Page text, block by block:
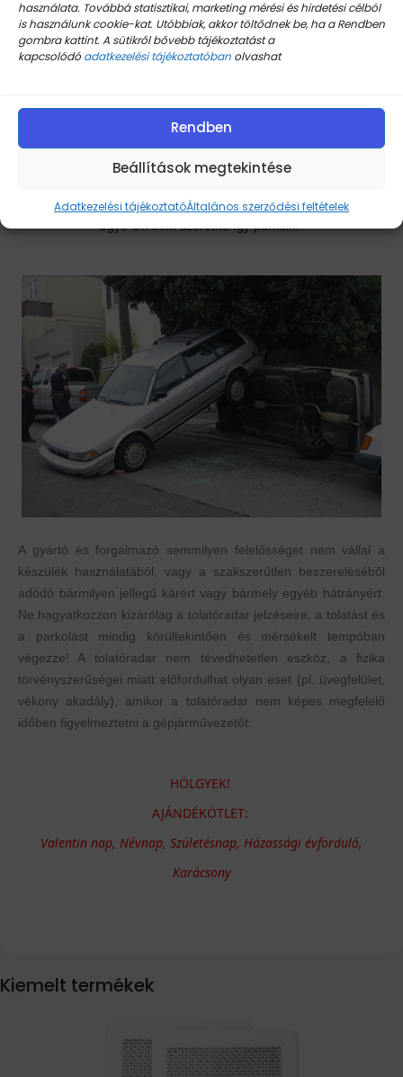
használata. Továbbá statisztikai, marketing mérési és hirdetési célból
is használunk cookie-kat. Utóbbiak, akkor töltődnek be, ha a Rendben
gombra kattint. A sütikről bővebb tájékoztatást a
kapcsolódó adatkezelési tájékoztatóban olvashat
Rendben
Beállítások megtekintése
Adatkezelési tájékoztatóÁltalános szerződési feltételek
LED-es kijelző (az akadály távolságának és helyzetének
megjelenítése) és hangjelzés segítségével figyelmezteti Önt az
akadály közeledtéről.
Ugye Ön sem szeretne így parkolni?
A gyártó és forgalmazó semmilyen felelősséget nem vállal a
készülék használatából, vagy a szakszerűtlen beszereléséből
adódó bármilyen jellegű kárért vagy bármely egyéb hátrányért.
Ne hagyatkozzon kizárólag a tolatóradar jelzéseire, a tolatást és
a parkolást mindig körültekintően és mérsékelt tempóban
végezze! A tolatóradar nem tévedhetetlen eszköz, a fizika
törvényszerűségei miatt előfordulhat olyan eset (pl. üvegfelület,
vékony akadály), amikor a tolatóradar nem képes megfelelő
időben figyelmeztetni a gépjárművezetőt.
HÖLGYEK!
AJÁNDÉKÖTLET:
Valentin nap, Névnap, Születésnap, Házassági évforduló,
Karácsony
Kiemelt termékek